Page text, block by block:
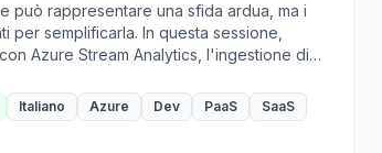
può rappresentare una sfida ardua, ma i
per semplificarla. In questa sessione,
Azure Stream Analytics, l'ingestione di
di Azure per creare soluzioni di
scalabili e affidabili. Con Azure,
insidiosi.
Italiano Azure Dev PaaS
SaaS